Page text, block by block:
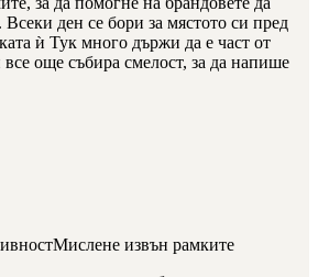
ден се бори за мястото си пред
ѝ Тук много държи да е част от
още събира смелост, за да напише
Мислене извън рамките